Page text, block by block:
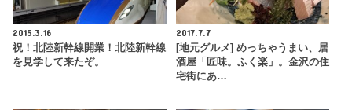
2015.3.16
祝！北陸新幹線開業！北陸新幹線
を見学して来たぞ。
2017.7.7
[地元グルメ] めっちゃうまい、居
酒屋「匠味。ふく楽」。金沢の住
宅街にあ…